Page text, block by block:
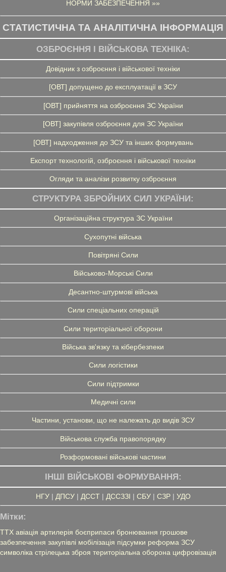
НОРМИ ЗАБЕЗПЕЧЕННЯ »»
СТАТИСТИЧНА ТА АНАЛІТИЧНА ІНФОРМАЦІЯ
ОЗБРОЄННЯ І ВІЙСЬКОВА ТЕХНІКА:
Довідник з озброєння і військової техніки
[ОВТ] допущено до експлуатації в ЗСУ
[ОВТ] прийняття на озброєння ЗС України
[ОВТ] закупівля озброєння для ЗС України
[ОВТ] надходження до ЗСУ та інших формувань
Експорт технологій, озброєння і військової техніки
Огляди та аналізи розвитку озброєння
СТРУКТУРА ЗБРОЙНИХ СИЛ УКРАЇНИ:
Організаційна структура ЗС України
Сухопутні війська
Повітряні Сили
Військово-Морські Сили
Десантно-штурмові війська
Сили спеціальних операцій
Сили територіальної оборони
Війська зв'язку та кібербезпеки
Сили логістики
Сили підтримки
Медичні сили
Частини, установи, що не належать до видів ЗСУ
Військова служба правопорядку
Розформовані військові частини
ІНШІ ВІЙСЬКОВІ ФОРМУВАННЯ:
НГУ| ДПСУ| ДССТ| ДССЗЗІ | СБУ| СЗР| УДО
Мітки:
ТТХ авіація артилерія боєприпаси бронювання грошове
забезпечення закупівлі мобілізація підсумки реформа ЗСУ
символіка стрілецька зброя територіальна оборона цифровізація